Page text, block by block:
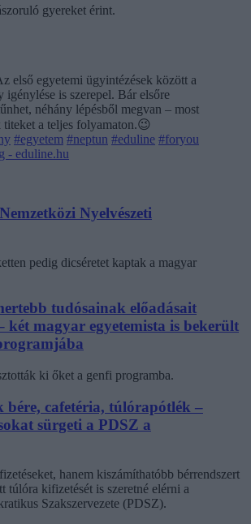
gyereket érint.
első egyetemi ügyintézések között a
igénylése is szerepel. Bár elsőre
néhány lépésből megvan – most
a teljes folyamaton.😉
#egyetem #neptun #eduline #foryou
- eduline.hu
Nyelvészeti
pedig dicséretet kaptak a magyar
tudósainak előadásait
magyar egyetemista is bekerült
ki őket a genfi programba.
bére, cafetéria, túlórapótlék –
sürgeti a PDSZ a
hanem kiszámíthatóbb bérrendszert
túlóra kifizetését is szeretné elérni a
Szakszervezete (PDSZ).